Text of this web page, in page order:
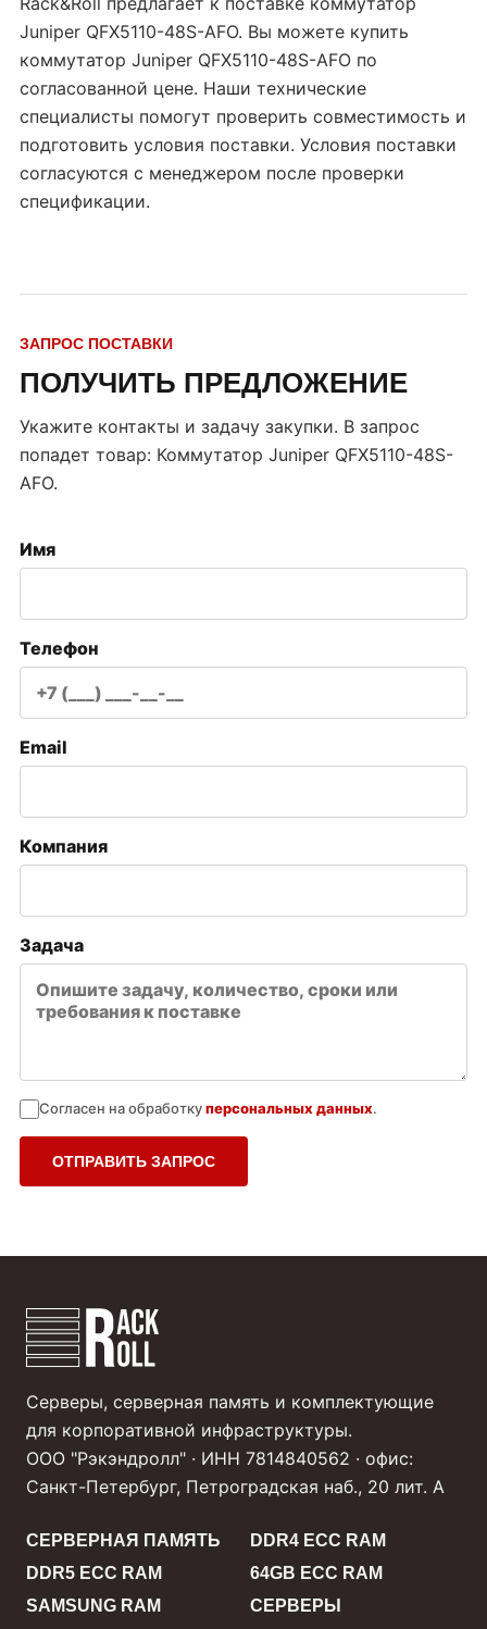
Juniper QFX5110-48S-AFO. Вы можете купить
коммутатор Juniper QFX5110-48S-AFO по
согласованной цене. Наши технические
специалисты помогут проверить совместимость и
подготовить условия поставки. Условия поставки
согласуются с менеджером после проверки
спецификации.
ЗАПРОС ПОСТАВКИ
ПОЛУЧИТЬ ПРЕДЛОЖЕНИЕ
Укажите контакты и задачу закупки. В запрос
попадет товар: Коммутатор Juniper QFX5110-48S-
AFO.
Имя
Телефон
Email
Компания
Задача
Согласен на обработкуперсональных данных.
ОТПРАВИТЬ ЗАПРОС
Серверы, серверная память и комплектующие
для корпоративной инфраструктуры.
ООО "Рэкэндролл" · ИНН 7814840562 · офис:
Санкт-Петербург, Петроградская наб., 20 лит. А
СЕРВЕРНАЯ ПАМЯТЬ
DDR4 ECC RAM
DDR5 ECC RAM
64GB ECC RAM
SAMSUNG RAM
СЕРВЕРЫ